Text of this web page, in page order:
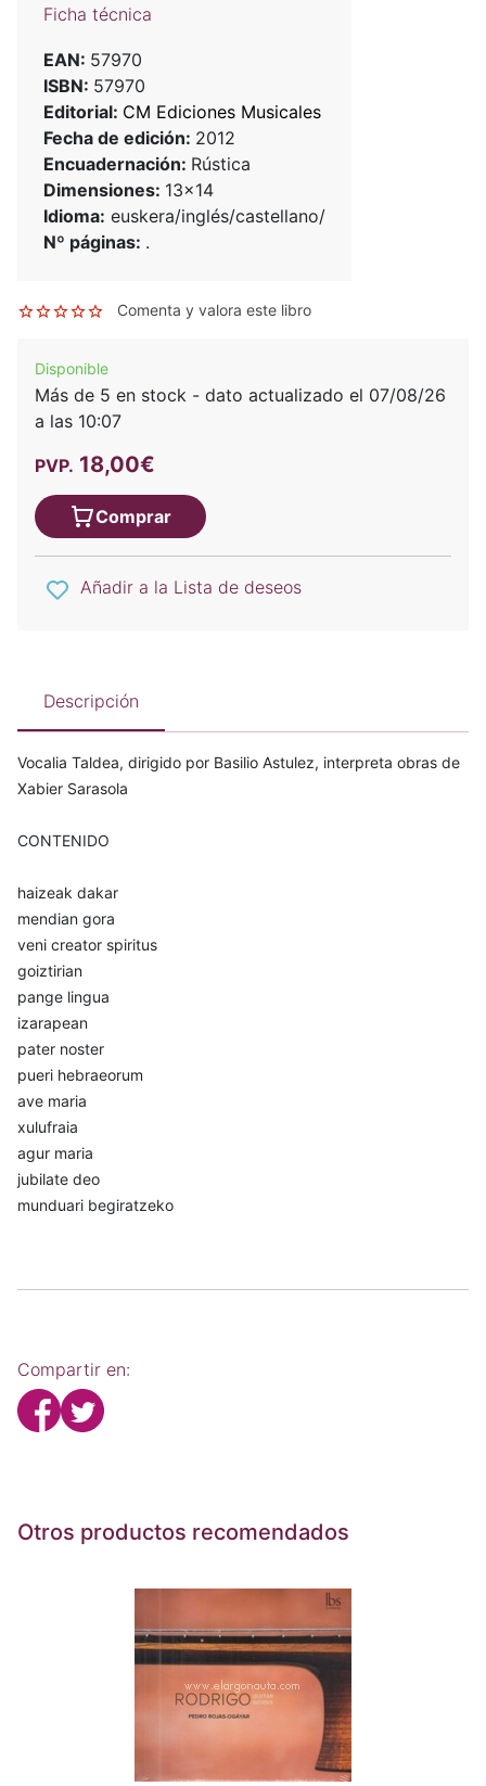
Ficha técnica
EAN: 57970
ISBN: 57970
Editorial: CM Ediciones Musicales
Fecha de edición: 2012
Encuadernación: Rústica
Dimensiones: 13x14
Idioma: euskera/inglés/castellano/
Nº páginas: .
Comenta y valora este libro
Disponible
Más de 5 en stock - dato actualizado el 07/08/26
a las 10:07
PVP. 18,00€
Comprar
Añadir a la Lista de deseos
Descripción
Vocalia Taldea, dirigido por Basilio Astulez, interpreta obras de
Xabier Sarasola
CONTENIDO
haizeak dakar
mendian gora
veni creator spiritus
goiztirian
pange lingua
izarapean
pater noster
pueri hebraeorum
ave maria
xulufraia
agur maria
jubilate deo
munduari begiratzeko
Compartir en:
Otros productos recomendados